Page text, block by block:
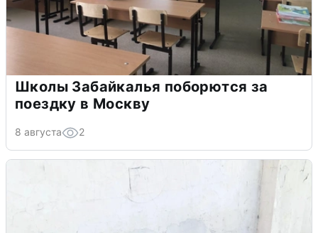
Школы Забайкалья поборются за
поездку в Москву
8 августа 2